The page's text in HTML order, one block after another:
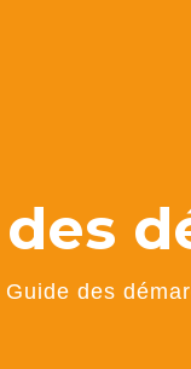
Guide des